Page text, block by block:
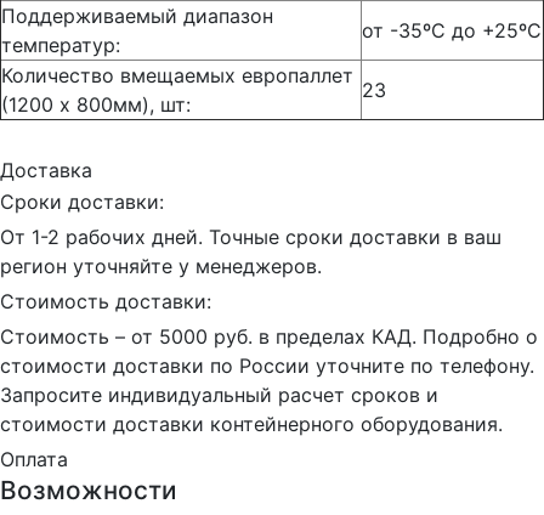
Поддерживаемый диапазон
температур:
от -35ºС до +25ºС
Количество вмещаемых европаллет
(1200 x 800мм), шт:
23
Доставка
Сроки доставки:
От 1-2 рабочих дней. Точные сроки доставки в ваш
регион уточняйте у менеджеров.
Стоимость доставки:
Стоимость – от 5000 руб. в пределах КАД. Подробно о
стоимости доставки по России уточните по телефону.
Запросите индивидуальный расчет сроков и
стоимости доставки контейнерного оборудования.
Оплата
Возможности